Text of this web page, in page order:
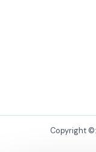
Copyright